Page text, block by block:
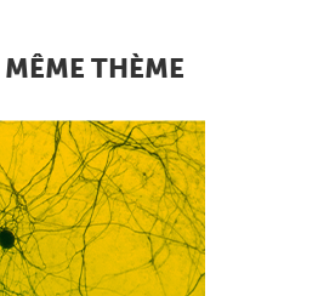
MÊME THÈME